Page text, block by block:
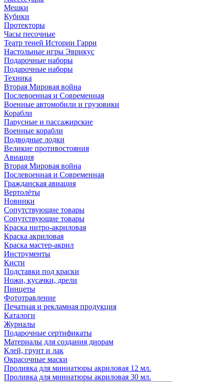
Мешки
Кубики
Протекторы
Часы песочные
Театр теней Истории Гарри
Настольные игры Эврикус
Подарочные наборы
Подарочные наборы
Техника
Вторая Мировая война
Послевоенная и Современная
Военные автомобили и грузовики
Корабли
Парусные и пассажирские
Военные корабли
Подводные лодки
Великие противостояния
Авиация
Вторая Мировая война
Послевоенная и Современная
Гражданская авиация
Вертолёты
Новинки
Сопутствующие товары
Сопутствующие товары
Краска нитро-акриловая
Краска акриловая
Краска мастер-акрил
Инструменты
Кисти
Подставки под краски
Ножи, кусачки, дрели
Пинцеты
Фототравление
Печатная и рекламная продукция
Каталоги
Журналы
Подарочные сертификаты
Материалы для создания диорам
Клей, грунт и лак
Окрасочные маски
Проливка для миниатюры акриловая 12 мл.
Проливка для миниатюры акриловая 30 мл.